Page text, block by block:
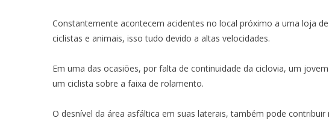
Constantemente acontecem acidentes no local próximo a uma loja
ciclistas e animais, isso tudo devido a altas velocidades.
Em uma das ocasiões, por falta de continuidade da ciclovia, um
um ciclista sobre a faixa de rolamento.
O desnível da área asfáltica em suas laterais, também pode